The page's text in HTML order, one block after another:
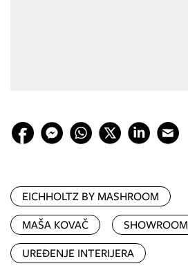
EICHHOLTZ BY MASHROOM
MAŠA KOVAČ
SHOWROOM
UREĐENJE INTERIJERA